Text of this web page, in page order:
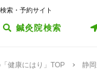
索・予約サイト
鍼灸院検索
健康にはり」TOP 静